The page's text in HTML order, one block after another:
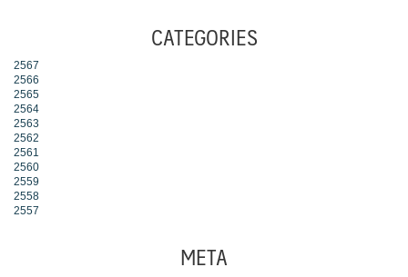
CATEGORIES
2567
2566
2565
2564
2563
2562
2561
2560
2559
2558
2557
META